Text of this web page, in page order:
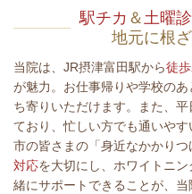
駅チカ ＆土曜
地元に根
当院は、JR摂津富田駅から徒
が魅力。お仕事帰りや学校の
ち寄りいただけます。また、平
ており、忙しい方でも通いや
市の皆さまの「身近なかかりつ
対応を大切にし、ホワイトニン
緒にサポートできることが、当